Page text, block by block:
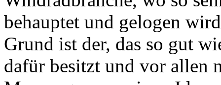
behauptet und gelogen
Grund ist der, das so gut
dafür besitzt und vor allen